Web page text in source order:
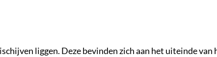
liggen. Deze bevinden zich aan het uiteinde van